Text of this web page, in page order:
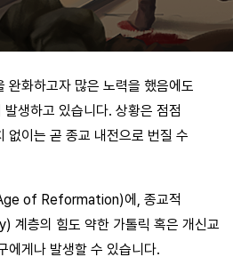
완화하고자 많은 노력을 했음에도
생하고 있습니다. 상황은 점점
없이는 곧 종교 내전으로 번질 수
of Reformation)에, 종교적
계층의 힘도 약한 가톨릭 혹은 개신교
에게나 발생할 수 있습니다.